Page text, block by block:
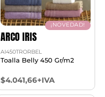
¡NOVEDAD!
ARCO IRIS
AI450TRORBEL
Toalla Belly 450 Gr/m2
$4.041,66+IVA